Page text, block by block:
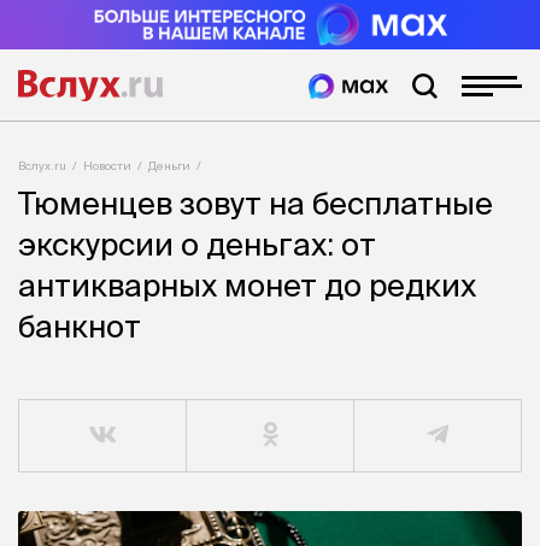
Вслух.ru Новости Деньги
Тюменцев зовут на бесплатные
экскурсии о деньгах: от
антикварных монет до редких
банкнот